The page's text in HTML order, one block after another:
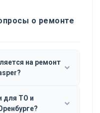
о ремонте
на ремонт
для ТО и